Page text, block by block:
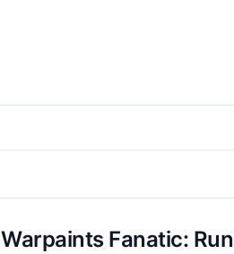
Warpaints Fanatic: